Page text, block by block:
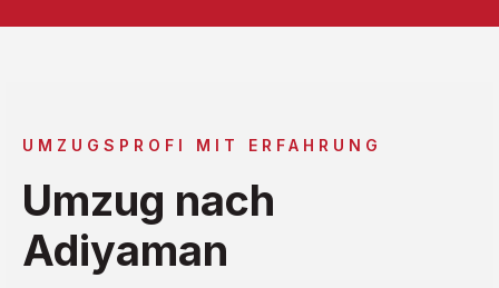
UMZUGSPROFI MIT ERFAHRUNG
Umzug nach
Adiyaman